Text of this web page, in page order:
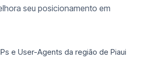
seu posicionamento em
e User-Agents da região de Piaui